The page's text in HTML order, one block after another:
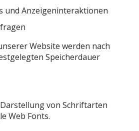
und Anzeigeninteraktionen
Website werden nach
Speicherdauer
von Schriftarten
Web Fonts.